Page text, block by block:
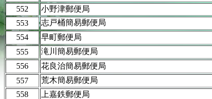
552
小野津郵便局
553
志戸桶簡易郵便局
554
早町郵便局
555
滝川簡易郵便局
556
花良治簡易郵便局
557
荒木簡易郵便局
558
上嘉鉄郵便局